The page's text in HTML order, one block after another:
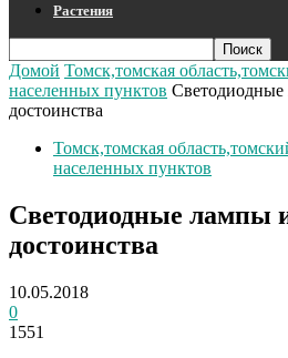
Растения
Домой Томск,томская
населенных пунктов
достоинства
Томск,томская
населенных пунктов
Светодиодные лампы
достоинства
10.05.2018
0
1551